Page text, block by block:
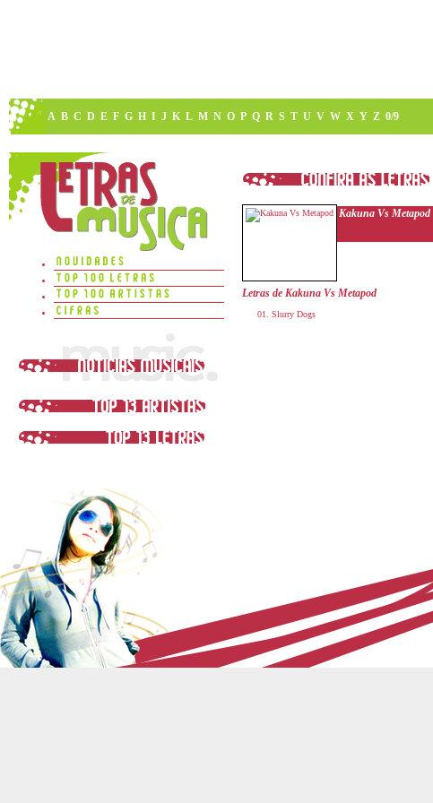
A B C D E F G H I J K L M N O P Q R S T U V W X Y Z 0/9
Kakuna Vs Metapod
Letras de Kakuna Vs Metapod
Slurry Dogs